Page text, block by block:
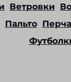
Ветровки
Пальто